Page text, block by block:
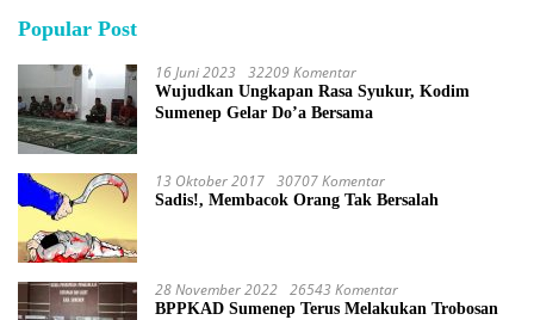
Popular Post
16 Juni 2023 32209 Komentar
Wujudkan Ungkapan Rasa Syukur, Kodim
Sumenep Gelar Do’a Bersama
13 Oktober 2017 30707 Komentar
Sadis!, Membacok Orang Tak Bersalah
28 November 2022 26543 Komentar
BPPKAD Sumenep Terus Melakukan Trobosan